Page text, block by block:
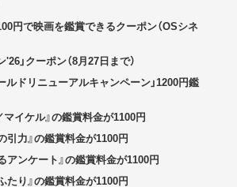
円で映画を鑑賞できるクーポン（OSシネ
'26」クーポン（8月27日まで）
ルドリニューアルキャンペーン」1200円鑑
イケル』の鑑賞料金が1100円
引力』の鑑賞料金が1100円
アンケート』の鑑賞料金が1100円
たり』の鑑賞料金が1100円